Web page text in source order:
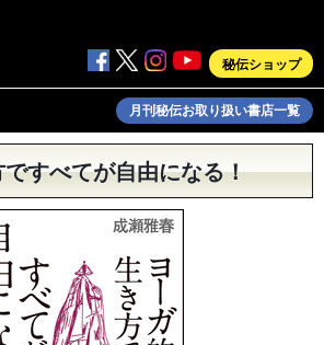
秘伝ショップ
月刊秘伝お取り扱い書店一覧
すべてが自由になる！